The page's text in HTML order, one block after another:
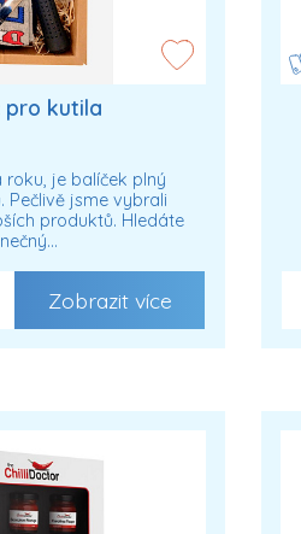
pro kutila
je balíček plný
Pečlivě jsme vybrali
produktů. Hledáte
Zobrazit více